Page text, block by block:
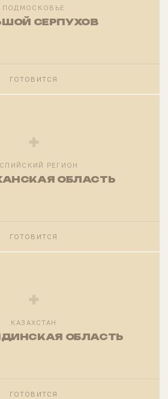
ПОДМОСКОВЬЕ
СЕРПУХОВ
ГОТОВИТСЯ
+
РЕГИОН
ОБЛАСТЬ
ГОТОВИТСЯ
+
КАЗАХСТАН
ОБЛАСТЬ
ГОТОВИТСЯ